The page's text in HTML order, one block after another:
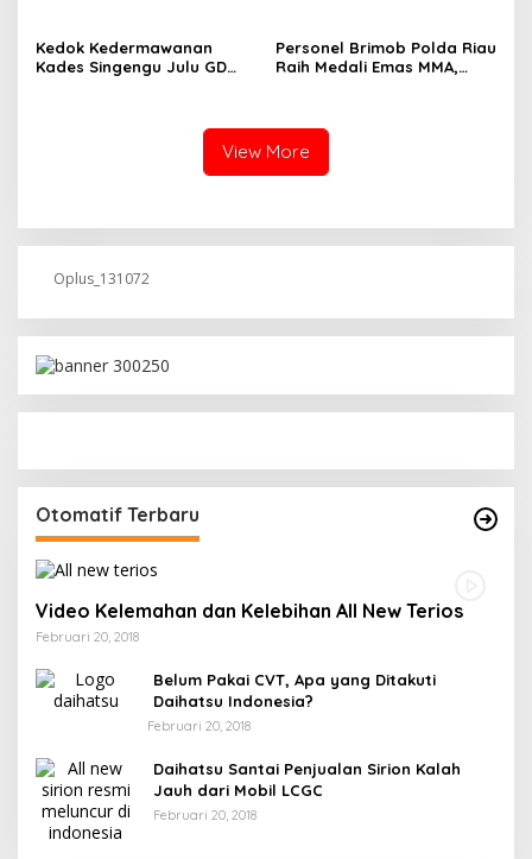
Jalan Tanjung Datuk
Kedok Kedermawanan
Kades Singengu Julu GD
Personel Brimob Polda Riau
Raih Medali Emas MMA,
View More
Oplus_131072
Otomatif Terbaru
Video Kelemahan dan Kelebihan All New Terios
Februari 20, 2018
Belum Pakai CVT, Apa yang Ditakuti
Daihatsu Indonesia?
Februari 20, 2018
Daihatsu Santai Penjualan Sirion Kalah
Jauh dari Mobil LCGC
Februari 20, 2018